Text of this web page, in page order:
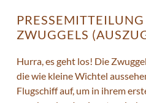
ZWUGGELS
Hurra, es geht los! Die
die wie kleine Wichtel
Flugschiff auf, um in ihrem